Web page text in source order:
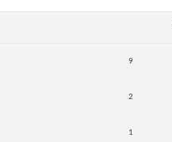
9
2
1